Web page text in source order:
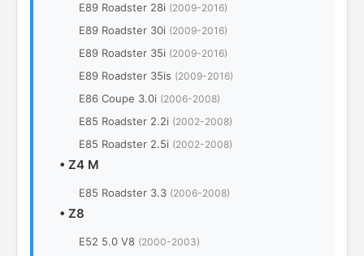
E89 Roadster 28i (2009-2016)
E89 Roadster 30i (2009-2016)
E89 Roadster 35i (2009-2016)
E89 Roadster 35is (2009-2016)
E86 Coupe 3.0i (2006-2008)
E85 Roadster 2.2i (2002-2008)
E85 Roadster 2.5i (2002-2008)
• Z4 M
E85 Roadster 3.3 (2006-2008)
• Z8
E52 5.0 V8 (2000-2003)